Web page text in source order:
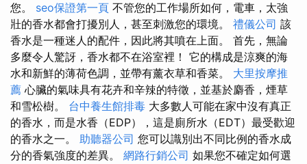
您。 seo保證第一頁 不管您的工作場所如何，電車，太強
壯的香水都會打擾別人，甚至刺激您的環境。 禮儀公司 該
香水是一種迷人的配件，因此將其噴在上面。 首先，無論
多麼令人驚訝，香水都不在浴室裡！ 它的構成是涼爽的海
水和新鮮的薄荷色調，並帶有薰衣草和香菜。 大里按摩推
薦 心臟的氣味具有花卉和辛辣的特徵，並基於麝香，煙草
和雪松樹。 台中養生館排毒 大多數人可能在家中沒有真正
的香水，而是水香（EDP），這是廁所水（EDT）最受歡迎
的香水之一。 助聽器公司 您可以識別出不同比例的香水成
分的香氣強度的差異。 網路行銷公司 如果您不確定如何選